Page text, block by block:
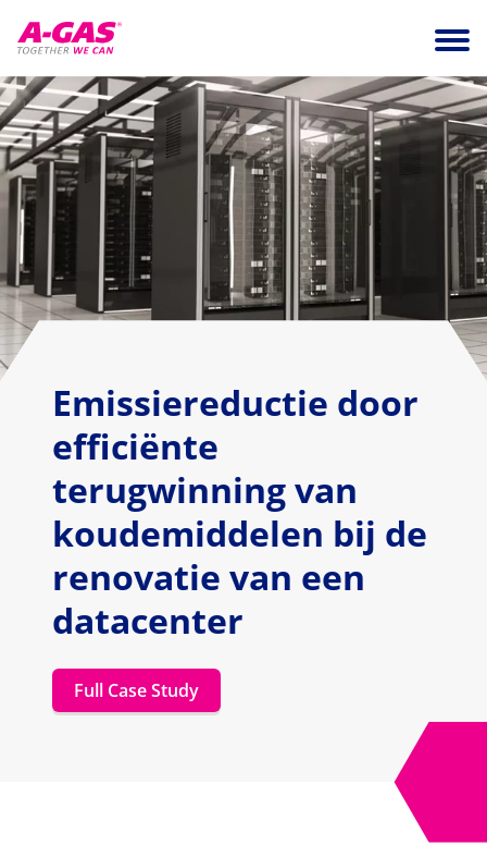
Emissiereductie door
efficiënte
terugwinning van
koudemiddelen bij de
renovatie van een
datacenter
Full Case Study